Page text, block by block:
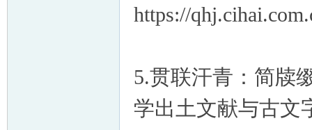
https://
5.贯联汗青：简牍
学出土文献与古文